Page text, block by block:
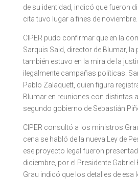
de su identidad, indicó que fueron
cita tuvo lugar a fines de noviembre.
CIPER pudo confirmar que en la
Sarquis Said, director de Blumar, la
también estuvo en la mira de la
ilegalmente campañas políticas.
Pablo Zalaquett, quien figura
Blumar en reuniones con distintas
segundo gobierno de Sebastián
CIPER consultó a los ministros
cena se habló de la nueva Ley de
ese proyecto legal fueron
diciembre, por el Presidente
Grau indicó que los detalles de esa